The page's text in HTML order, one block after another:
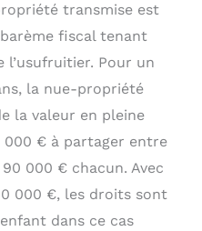
transmise est
fiscal tenant
l’usufruitier. Pour un
la nue-propriété
la valeur en pleine
000 € à partager entre
000 € chacun. Avec
000 €, les droits sont
dans ce cas